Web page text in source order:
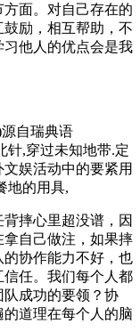
面。对自己存在的
励，相互帮助，不
他人的优点会是我
自瑞典语
针,穿过未知地带.定
娱活动中的要紧用
地的用具,
摔心里超没谱，因
自己做注，如果摔
协作能力不好，也
任。我们每个人都
队成功的要领？协
道理在每个人的脑